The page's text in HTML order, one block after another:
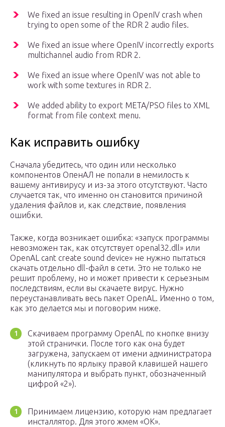
We fixed an issue resulting in OpenIV crash when
trying to open some of the RDR 2 audio files.
We fixed an issue where OpenIV incorrectly exports
multichannel audio from RDR 2.
We fixed an issue where OpenIV was not able to
work with some textures in RDR 2.
We added ability to export META/PSO files to XML
format from file context menu.
Как исправить ошибку
Сначала убедитесь, что один или несколько
компонентов ОпенАЛ не попали в немилость к
вашему антивирусу и из-за этого отсутствуют. Часто
случается так, что именно он становится причиной
удаления файлов и, как следствие, появления
ошибки.
Также, когда возникает ошибка: «запуск программы
невозможен так, как отсутствует openal32.dll» или
OpenAL cant create sound device» не нужно пытаться
скачать отдельно dll-файл в сети. Это не только не
решит проблему, но и может привести к серьезным
последствиям, если вы скачаете вирус. Нужно
переустанавливать весь пакет OpenAL. Именно о том,
как это делается мы и поговорим ниже.
Скачиваем программу OpenAL по кнопке внизу
этой странички. После того как она будет
загружена, запускаем от имени администратора
(кликнуть по ярлыку правой клавишей нашего
манипулятора и выбрать пункт, обозначенный
цифрой «2»).
Принимаем лицензию, которую нам предлагает
инсталлятор. Для этого жмем «ОК».